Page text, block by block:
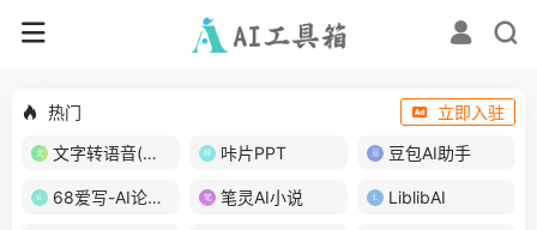
热门
立即入驻
文字转语音(琅琅配音)
咔片PPT 豆包AI助手
68爱写-AI论文写作 笔灵AI小说 LiblibAI